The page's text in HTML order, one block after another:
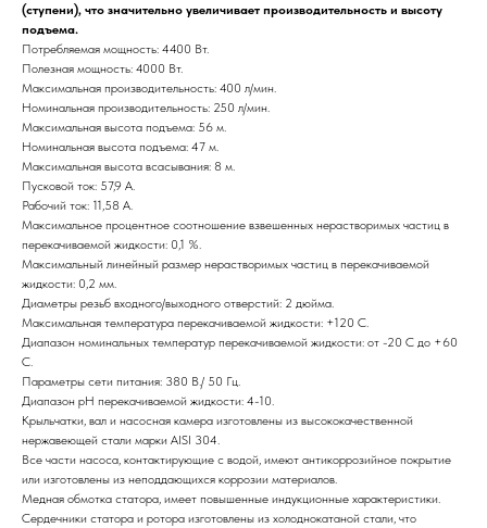
(ступени), что значительно увеличивает производительность и высоту
подъема.
Потребляемая мощность: 4400 Вт.
Полезная мощность: 4000 Вт.
Максимальная производительность: 400 л/мин.
Номинальная производительность: 250 л/мин.
Максимальная высота подъема: 56 м.
Номинальная высота подъема: 47 м.
Максимальная высота всасывания: 8 м.
Пусковой ток: 57,9 А.
Рабочий ток: 11,58 А.
Максимальное процентное соотношение взвешенных нерастворимых частиц в
перекачиваемой жидкости: 0,1 %.
Максимальный линейный размер нерастворимых частиц в перекачиваемой
жидкости: 0,2 мм.
Диаметры резьб входного/выходного отверстий: 2 дюйма.
Максимальная температура перекачиваемой жидкости: +120 С.
Диапазон номинальных температур перекачиваемой жидкости: от -20 С до +60
С.
Параметры сети питания: 380 В./ 50 Гц.
Диапазон рН перекачиваемой жидкости: 4-10.
Крыльчатки, вал и насосная камера изготовлены из высококачественной
нержавеющей стали марки AISI 304.
Все части насоса, контактирующие с водой, имеют антикоррозийное покрытие
или изготовлены из неподдающихся коррозии материалов.
Медная обмотка статора, имеет повышенные индукционные характеристики.
Сердечники статора и ротора изготовлены из холоднокатаной стали, что